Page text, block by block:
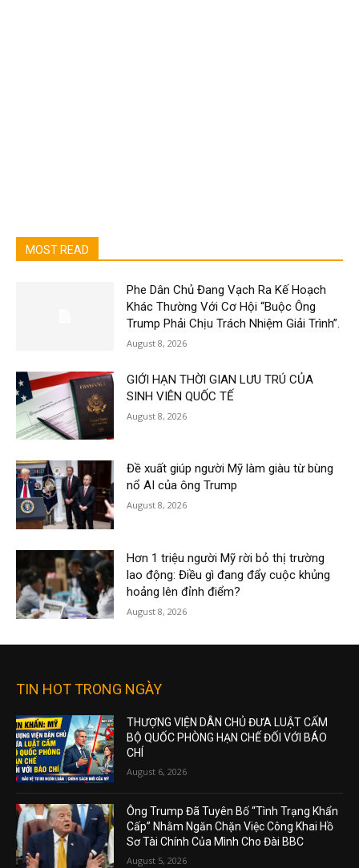
MOST READ
Phe Dân Chủ Đang Vạch Ra Kế Hoạch
Khác Thường Với Cơ Hội “Buộc Ông
Trump Phải Chịu Trách Nhiệm Giải Trình”.
August 8, 2026
GIỚI HẠN THỜI GIAN LƯU TRÚ CỦA
SINH VIÊN QUỐC TẾ
August 8, 2026
Đề xuất giúp người Mỹ làm giàu từ bùng
nổ AI của ông Trump
August 8, 2026
Hơn 1 triệu người Mỹ rời bỏ thị trường
lao động: Điều gì đang đẩy cuộc khủng
hoảng lên đỉnh điểm?
August 8, 2026
TIN HOT TRONG NGÀY
THƯỢNG VIỆN DÂN CHỦ ĐƯA LUẬT CẤM
BỘ QUỐC PHÒNG HẠN CHẾ ĐỐI VỚI BÁO
CHÍ
August 6, 2026
Ông Trump Đã Tuyên Bố “Tình Trạng Khẩn
Cấp” Nhằm Ngăn Chặn Việc Công Khai Hồ
Sơ Tài Chính Của Mình Cho Đài BBC
August 5, 2026